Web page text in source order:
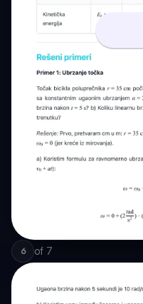
6 of 7